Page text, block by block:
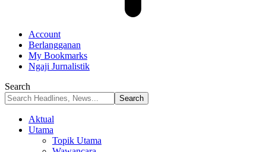
Account
Berlangganan
My Bookmarks
Ngaji Jurnalistik
Search
Aktual
Utama
Topik Utama